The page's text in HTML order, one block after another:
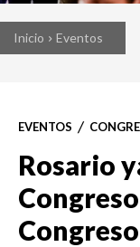
Inicio Eventos
EVENTOS
Rosario